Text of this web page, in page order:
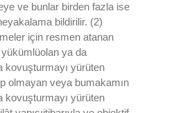
ve bunlar birden fazla ise
bildirilir. (2)
için resmen atanan
ya da
kovuşturmayı yürüten
olmayan veya bumakamın
kovuşturmayı yürüten